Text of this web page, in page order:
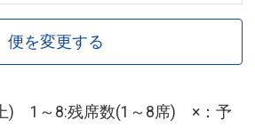
便を変更する
) 1～8:残席数(1～8席) ×：予